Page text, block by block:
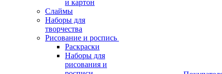
и картон
Слаймы
Наборы для
творчества
Рисование и роспись
Раскраски
Наборы для
рисования и